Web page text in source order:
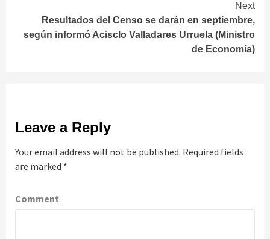
Next
Resultados del Censo se darán en septiembre,
según informó Acisclo Valladares Urruela (Ministro
de Economía)
Leave a Reply
Your email address will not be published. Required fields
are marked *
Comment